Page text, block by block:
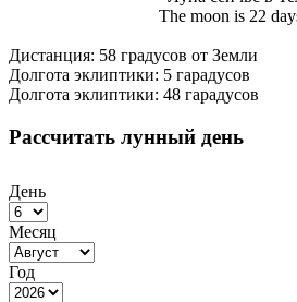
The moon is 22
Дистанция: 58 градусов от Земли
Долгота эклиптики: 5 гарадусов
Долгота эклиптики: 48 гарадусов
Рассчитать лунный день
День
Месяц
Год